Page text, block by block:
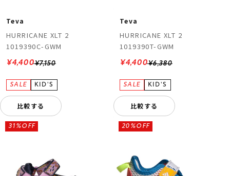
Teva
HURRICANE XLT 2
1019390C-GWM
¥7,150
¥4,400
比較する
Teva
HURRICANE XLT 2
1019390T-GWM
¥6,380
¥4,400
比較する
31%OFF 20%OFF